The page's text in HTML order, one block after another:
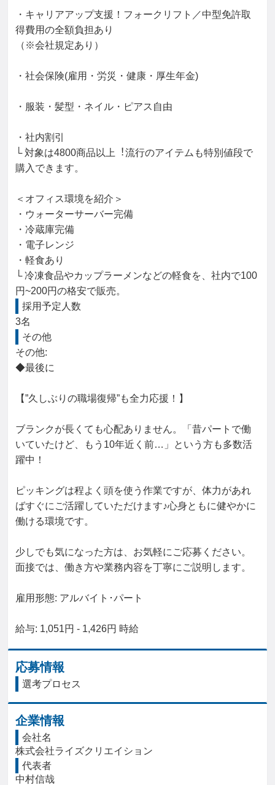
・キャリアアップ支援！フォークリフト／中型免許取
得費用の全額負担あり
（※会社規定あり）
・社会保険(雇用・労災・健康・厚生年金)
・服装・髪型・ネイル・ピアス自由
・社内割引
└ 対象は4800商品以上︕流⾏のアイテムも特別値段で
購入できます。
＜オフィス環境を紹介＞
・ウォーターサーバー完備
・冷蔵庫完備
・電子レンジ
・軽食あり
└ 冷凍食品やカップラーメンなどの軽食を、社内で100
円~200円の格安で販売。
採用予定人数
3名
その他
その他:
◆最後に
【”久しぶりの職場復帰”も全力応援！】
ブランクが長くても心配ありません。「昔パートで働
いていたけど、もう10年近く前…」という方も多数活
躍中！
ピッキングは程よく頭を使う作業ですが、体力があれ
ばすぐにご活躍していただけます♪心身ともに健やかに
働ける環境です。
少しでも気になった方は、お気軽にご応募ください。
面接では、働き方や業務内容を丁寧にご説明します。
雇用形態: アルバイト･パート
給与: 1,051円 - 1,426円 時給
応募情報
選考プロセス
企業情報
会社名
株式会社ライズクリエイション
代表者
中村信哉